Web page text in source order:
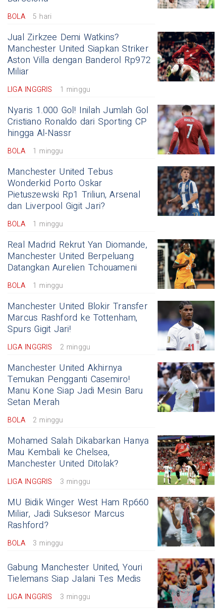
BOLA 5 hari
Jual Zirkzee Demi Watkins?
Manchester United Siapkan Striker
Aston Villa dengan Banderol Rp972
Miliar
LIGA INGGRIS 1 minggu
Nyaris 1.000 Gol! Inilah Jumlah Gol
Cristiano Ronaldo dari Sporting CP
hingga Al-Nassr
BOLA 1 minggu
Manchester United Tebus
Wonderkid Porto Oskar
Pietuszewski Rp1 Triliun, Arsenal
dan Liverpool Gigit Jari?
BOLA 1 minggu
Real Madrid Rekrut Yan Diomande,
Manchester United Berpeluang
Datangkan Aurelien Tchouameni
BOLA 1 minggu
Manchester United Blokir Transfer
Marcus Rashford ke Tottenham,
Spurs Gigit Jari!
LIGA INGGRIS 2 minggu
Manchester United Akhirnya
Temukan Pengganti Casemiro!
Manu Kone Siap Jadi Mesin Baru
Setan Merah
BOLA 2 minggu
Mohamed Salah Dikabarkan Hanya
Mau Kembali ke Chelsea,
Manchester United Ditolak?
LIGA INGGRIS 3 minggu
MU Bidik Winger West Ham Rp660
Miliar, Jadi Suksesor Marcus
Rashford?
BOLA 3 minggu
Gabung Manchester United, Youri
Tielemans Siap Jalani Tes Medis
LIGA INGGRIS 3 minggu